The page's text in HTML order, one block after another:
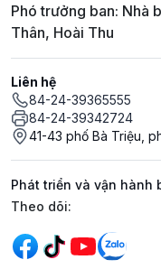
Phó trưởng ban: Nhà
Thân, Hoài Thu
Liên hệ
84-24-39365555
84-24-39342724
41-43 phố Bà Triệu,
Phát triển và vận hành
Mạng xã hội
Theo dõi: